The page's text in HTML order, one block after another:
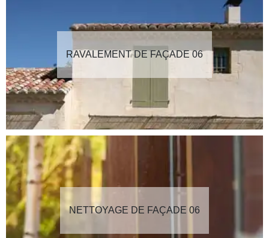
RAVALEMENT DE FAÇADE 06
NETTOYAGE DE FAÇADE 06